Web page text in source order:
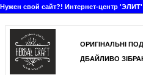
Нужен свой сайт?! Интернет-центр
]
ОРИГІНАЛЬНІ
ДБАЙЛИВО